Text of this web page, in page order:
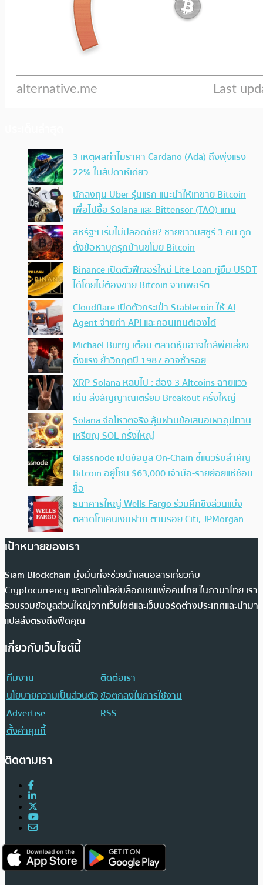
3 เหตุผลทำไมราคา Cardano (Ada) ถึงพุ่งแรง
22% ในสัปดาห์เดียว
นักลงทุน Uber รุ่นแรก แนะนำให้เทขาย Bitcoin
เพื่อไปซื้อ Solana และ Bittensor (TAO) แทน
สหรัฐฯ เริ่มไม่ปลอดภัย? ชายชาวมิสซูรี 3 คน ถูก
ตั้งข้อหาบุกรุกบ้านขโมย Bitcoin
Binance เปิดตัวฟีเจอร์ใหม่ Lite Loan กู้ยืม USDT
ได้โดยไม่ต้องขาย Bitcoin จากพอร์ต
Cloudflare เปิดตัวกระเป๋า Stablecoin ให้ AI
Agent จ่ายค่า API และคอนเทนต์เองได้
Michael Burry เตือน ตลาดหุ้นอาจใกล้พีคเสี่ยง
ดิ่งแรง ย้ำวิกฤตปี 1987 อาจซ้ำรอย
XRP-Solana หลบไป : ส่อง 3 Altcoins ฉายแวว
เด่น ส่งสัญญาณเตรียม Breakout ครั้งใหญ่
Solana จ่อโหวตจริง ลุ้นผ่านข้อเสนอเผาอุปทาน
เหรียญ SOL ครั้งใหญ่
Glassnode เปิดข้อมูล On-Chain ชี้แนวรับสำคัญ
Bitcoin อยู่โซน $63,000 เจ้ามือ-รายย่อยแห่ช้อน
ซื้อ
ธนาคารใหญ่ Wells Fargo ร่วมศึกชิงส่วนแบ่ง
ตลาดโทเคนเงินฝาก ตามรอย Citi, JPMorgan
เป้าหมายของเรา
Siam Blockchain มุ่งมั่นที่จะช่วยนำเสนอสารเกี่ยวกับ
Cryptocurrency และเทคโนโลยีบล็อกเชนเพื่อคนไทย ในภาษาไทย เรา
รวบรวมข้อมูลส่วนใหญ่จากเว็บไซต์และเว็บบอร์ดต่างประเทศและนำมา
แปลส่งตรงถึงฟีดคุณ
เกี่ยวกับเว็บไซต์นี้
ทีมงาน
ติดต่อเรา
นโยบายความเป็นส่วนตัวข้อตกลงในการใช้งาน
Advertise
RSS
ตั้งค่าคุกกี้
ติดตามเรา